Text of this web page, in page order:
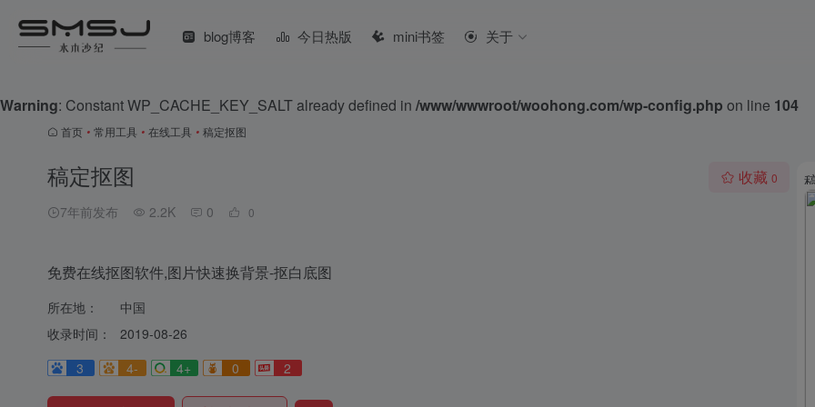
Warning: Constant WP_CACHE_KEY_SALT already defined in /www/wwwroot/woohong.com/wp-config.php on line 104
blog博客 今日热版 mini书签 关于
首页 • 常用工具 • 在线工具 • 稿定抠图
稿定抠图
7年前发布 2.2K 0 0
收藏 0
免费在线抠图软件,图片快速换背景-抠白底图
所在地：
中国
收录时间：
2019-08-26
3
4- 4+ 0 2